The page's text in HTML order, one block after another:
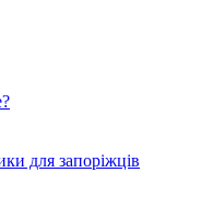
для запоріжців